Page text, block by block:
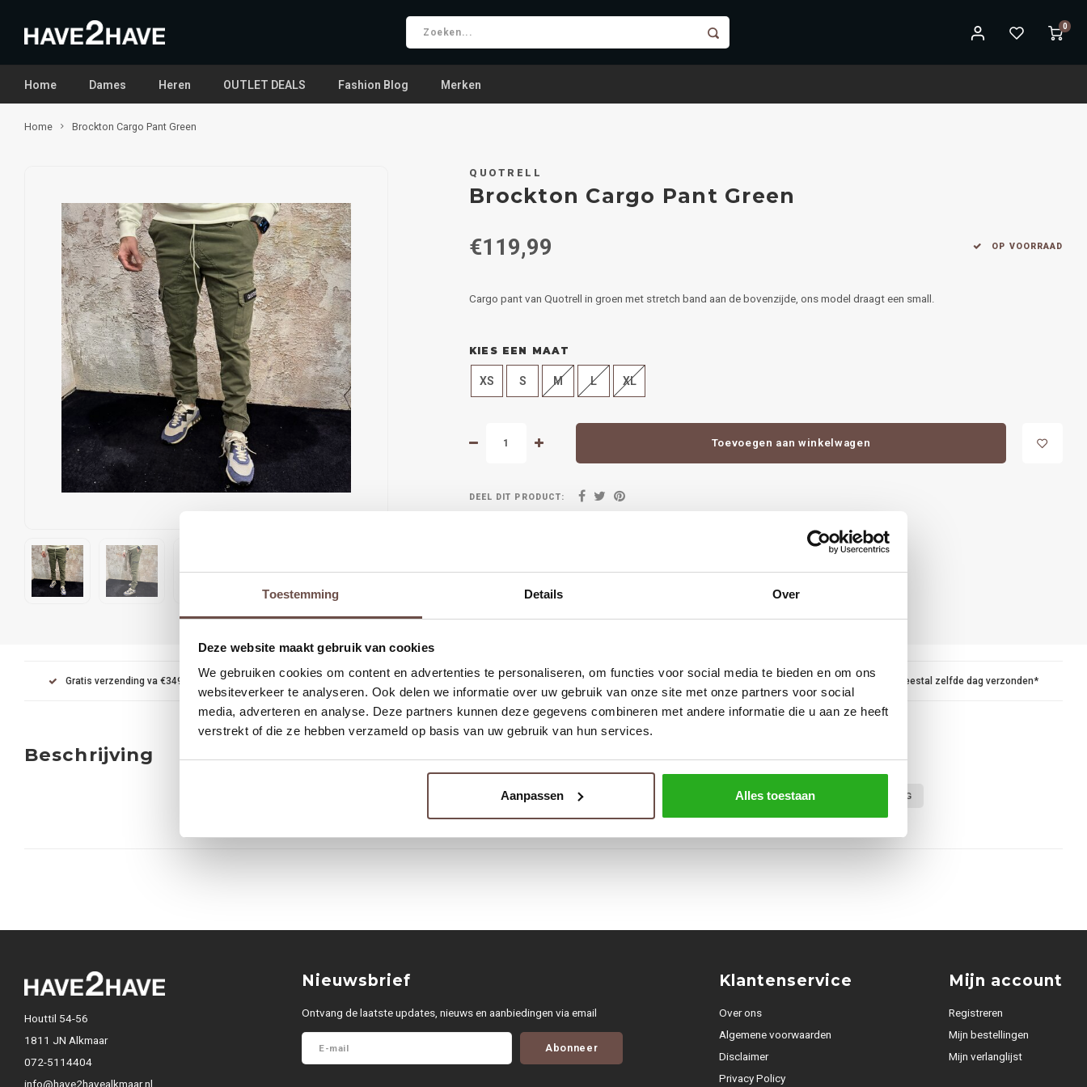
Toestemming Details Over
Deze website maakt gebruik van cookies
We gebruiken cookies om content en advertenties te personaliseren, om functies voor social media te bieden en om ons
websiteverkeer te analyseren. Ook delen we informatie over uw gebruik van onze site met onze partners voor social
media, adverteren en analyse. Deze partners kunnen deze gegevens combineren met andere informatie die u aan ze heeft
verstrekt of die ze hebben verzameld op basis van uw gebruik van hun services.
Aanpassen Alles toestaan
0
Home Dames Heren OUTLET DEALS Fashion Blog Merken
Home Brockton Cargo Pant Green
QUOTRELL
Brockton Cargo Pant Green
€119,99 OP VOORRAAD
Cargo pant van Quotrell in groen met stretch band aan de bovenzijde, ons model draagt een small.
KIES EEN MAAT
XS S M L XL
Toevoegen aan winkelwagen
DEEL DIT PRODUCT:
Gratis verzending va €349 Achteraf betalen met Klarna Groot deel van de collectie hebben we ook in de winkel in Alkmaar Voor 15.00 besteld, meestal zelfde dag verzonden*
Beschrijving Tags
QUOTRELL CARGO BROEK QUOTRELL KLEDING
Houttil 54-56
1811 JN Alkmaar
072-5114404
info@have2havealkmaar.nl
Nieuwsbrief
Ontvang de laatste updates, nieuws en aanbiedingen via email
Abonneer
Klantenservice
Over ons
Algemene voorwaarden
Disclaimer
Privacy Policy
Mijn account
Registreren
Mijn bestellingen
Mijn verlanglijst